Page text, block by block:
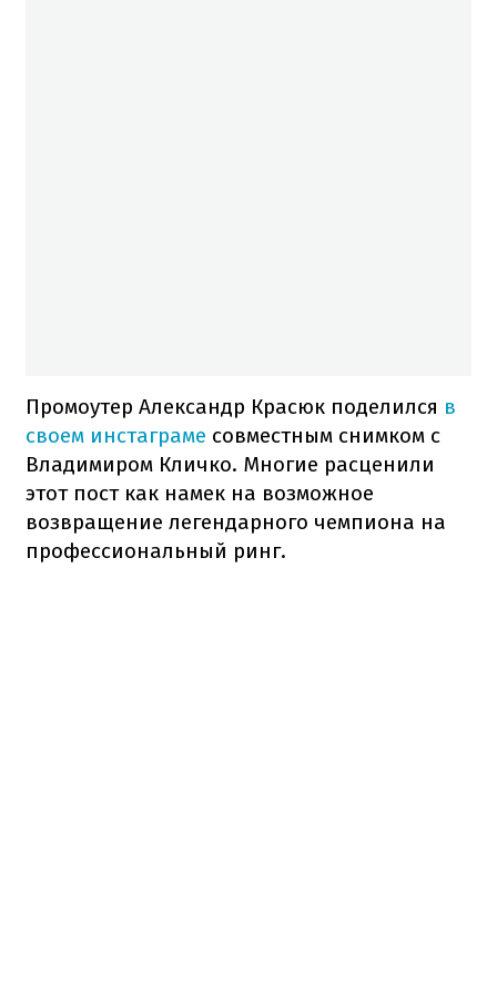
Промоутер Александр Красюк поделился в
своем инстаграме совместным снимком с
Владимиром Кличко. Многие расценили
этот пост как намек на возможное
возвращение легендарного чемпиона на
профессиональный ринг.